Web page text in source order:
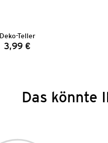
Deko-Teller
Preis:
3,99 €
Das könnte